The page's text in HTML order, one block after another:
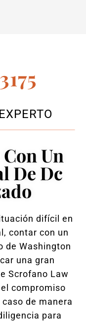
Un
De Dc
difícil en
contar con un
de Washington
una gran
Scrofano Law
compromiso
de manera
para